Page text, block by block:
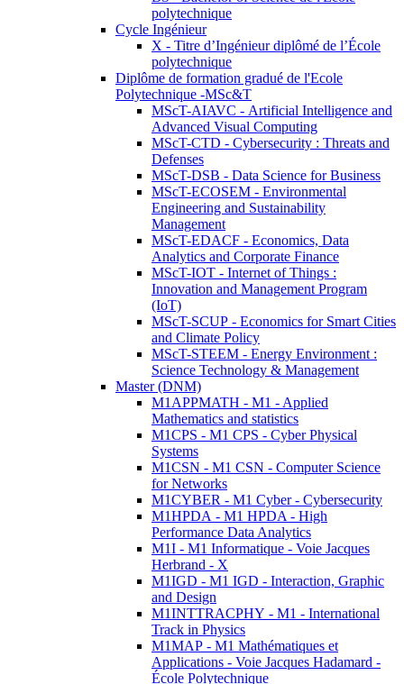
polytechnique
Cycle Ingénieur
X - Titre d’Ingénieur diplômé de l’École
polytechnique
Diplôme de formation gradué de l'Ecole
Polytechnique -MSc&T
MScT-AIAVC - Artificial Intelligence and
Advanced Visual Computing
MScT-CTD - Cybersecurity : Threats and
Defenses
MScT-DSB - Data Science for Business
MScT-ECOSEM - Environmental
Engineering and Sustainability
Management
MScT-EDACF - Economics, Data
Analytics and Corporate Finance
MScT-IOT - Internet of Things :
Innovation and Management Program
(IoT)
MScT-SCUP - Economics for Smart Cities
and Climate Policy
MScT-STEEM - Energy Environment :
Science Technology & Management
Master (DNM)
M1APPMATH - M1 - Applied
Mathematics and statistics
M1CPS - M1 CPS - Cyber Physical
Systems
M1CSN - M1 CSN - Computer Science
for Networks
M1CYBER - M1 Cyber - Cybersecurity
M1HPDA - M1 HPDA - High
Performance Data Analytics
M1I - M1 Informatique - Voie Jacques
Herbrand - X
M1IGD - M1 IGD - Interaction, Graphic
and Design
M1INTTRACPHY - M1 - International
Track in Physics
M1MAP - M1 Mathématiques et
Applications - Voie Jacques Hadamard -
École Polytechnique